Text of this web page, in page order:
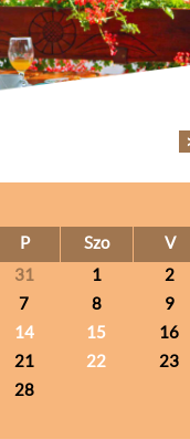
P Szo
V
31 1
2
7 8
9
14 15
16
21 22
23
28